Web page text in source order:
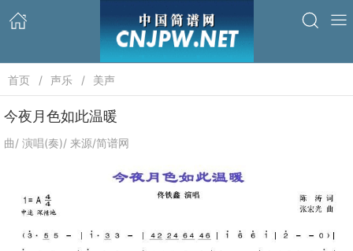
首页 声乐 美声
今夜月色如此温暖
曲/ 演唱(奏)/ 来源/简谱网